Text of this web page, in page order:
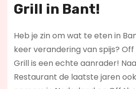
Grill in Bant!
Heb je zin om wat te eten in
keer verandering van spijs?
Grill is een echte aanrader!
Restaurant de laatste jaren